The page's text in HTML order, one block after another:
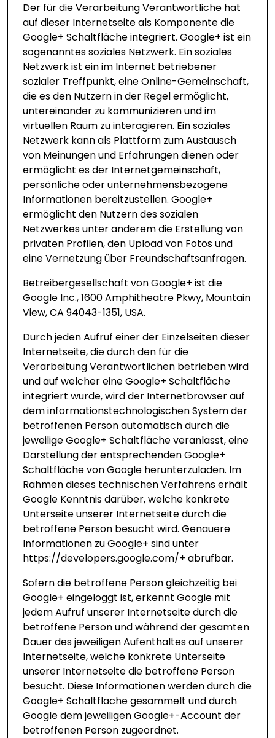
Der für die Verarbeitung Verantwortliche hat
auf dieser Internetseite als Komponente die
Google+ Schaltfläche integriert. Google+ ist ein
sogenanntes soziales Netzwerk. Ein soziales
Netzwerk ist ein im Internet betriebener
sozialer Treffpunkt, eine Online-Gemeinschaft,
die es den Nutzern in der Regel ermöglicht,
untereinander zu kommunizieren und im
virtuellen Raum zu interagieren. Ein soziales
Netzwerk kann als Plattform zum Austausch
von Meinungen und Erfahrungen dienen oder
ermöglicht es der Internetgemeinschaft,
persönliche oder unternehmensbezogene
Informationen bereitzustellen. Google+
ermöglicht den Nutzern des sozialen
Netzwerkes unter anderem die Erstellung von
privaten Profilen, den Upload von Fotos und
eine Vernetzung über Freundschaftsanfragen.
Betreibergesellschaft von Google+ ist die
Google Inc., 1600 Amphitheatre Pkwy, Mountain
View, CA 94043-1351, USA.
Durch jeden Aufruf einer der Einzelseiten dieser
Internetseite, die durch den für die
Verarbeitung Verantwortlichen betrieben wird
und auf welcher eine Google+ Schaltfläche
integriert wurde, wird der Internetbrowser auf
dem informationstechnologischen System der
betroffenen Person automatisch durch die
jeweilige Google+ Schaltfläche veranlasst, eine
Darstellung der entsprechenden Google+
Schaltfläche von Google herunterzuladen. Im
Rahmen dieses technischen Verfahrens erhält
Google Kenntnis darüber, welche konkrete
Unterseite unserer Internetseite durch die
betroffene Person besucht wird. Genauere
Informationen zu Google+ sind unter
https://developers.google.com/+ abrufbar.
Sofern die betroffene Person gleichzeitig bei
Google+ eingeloggt ist, erkennt Google mit
jedem Aufruf unserer Internetseite durch die
betroffene Person und während der gesamten
Dauer des jeweiligen Aufenthaltes auf unserer
Internetseite, welche konkrete Unterseite
unserer Internetseite die betroffene Person
besucht. Diese Informationen werden durch die
Google+ Schaltfläche gesammelt und durch
Google dem jeweiligen Google+-Account der
betroffenen Person zugeordnet.